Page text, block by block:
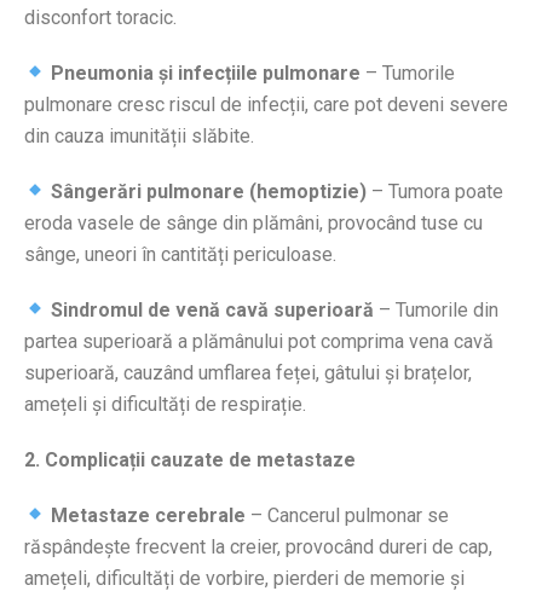
disconfort toracic.
Pneumonia și infecțiile pulmonare – Tumorile
pulmonare cresc riscul de infecții, care pot deveni severe
din cauza imunității slăbite.
Sângerări pulmonare (hemoptizie) – Tumora poate
eroda vasele de sânge din plămâni, provocând tuse cu
sânge, uneori în cantități periculoase.
Sindromul de venă cavă superioară – Tumorile din
partea superioară a plămânului pot comprima vena cavă
superioară, cauzând umflarea feței, gâtului și brațelor,
amețeli și dificultăți de respirație.
2. Complicații cauzate de metastaze
Metastaze cerebrale – Cancerul pulmonar se
răspândește frecvent la creier, provocând dureri de cap,
amețeli, dificultăți de vorbire, pierderi de memorie și